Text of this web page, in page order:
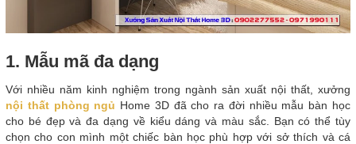
1. Mẫu mã đa dạng
Với nhiều năm kinh nghiệm trong ngành sản xuất nội thất, xưởng
nội thất phòng ngủ Home 3D đã cho ra đời nhiều mẫu bàn học
cho bé đẹp và đa dạng về kiểu dáng và màu sắc. Bạn có thể tùy
chọn cho con mình một chiếc bàn học phù hợp với sở thích và cá